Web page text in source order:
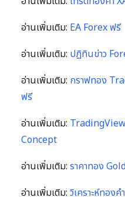
อ่านเพิ่มเติม: EA Forex ฟรี
อ่านเพิ่มเติม: ปฏิทินข่าว
อ่านเพิ่มเติม: กราฟทอง
ฟรี
อ่านเพิ่มเติม:
Concept
อ่านเพิ่มเติม: ราคาทอง
อ่านเพิ่มเติม: วิเคราะห์ทองคำ